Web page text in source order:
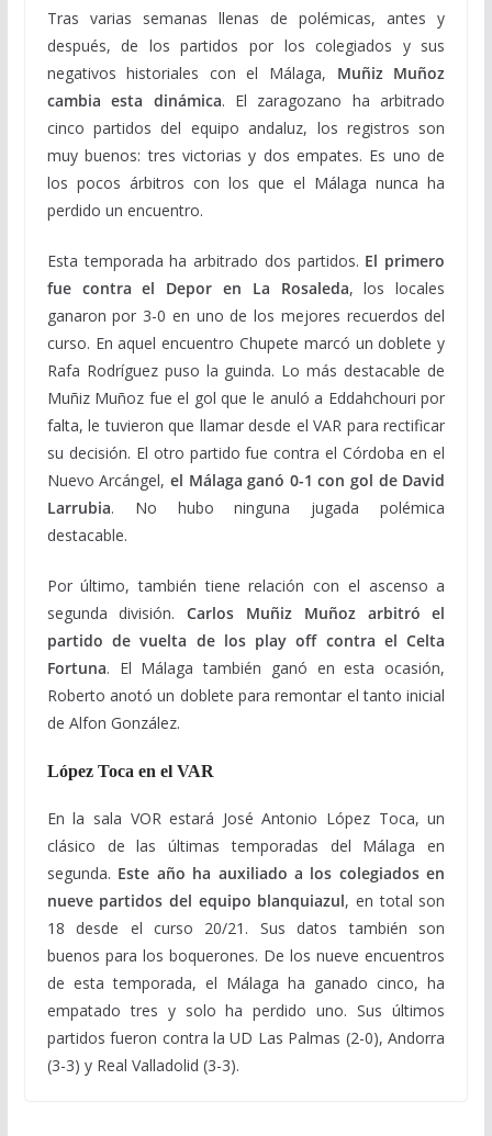
Tras varias semanas llenas de polémicas, antes y
después, de los partidos por los colegiados y sus
negativos historiales con el Málaga, Muñiz Muñoz
cambia esta dinámica. El zaragozano ha arbitrado
cinco partidos del equipo andaluz, los registros son
muy buenos: tres victorias y dos empates. Es uno de
los pocos árbitros con los que el Málaga nunca ha
perdido un encuentro.
Esta temporada ha arbitrado dos partidos. El primero
fue contra el Depor en La Rosaleda, los locales
ganaron por 3-0 en uno de los mejores recuerdos del
curso. En aquel encuentro Chupete marcó un doblete y
Rafa Rodríguez puso la guinda. Lo más destacable de
Muñiz Muñoz fue el gol que le anuló a Eddahchouri por
falta, le tuvieron que llamar desde el VAR para rectificar
su decisión. El otro partido fue contra el Córdoba en el
Nuevo Arcángel, el Málaga ganó 0-1 con gol de David
Larrubia. No hubo ninguna jugada polémica
destacable.
Por último, también tiene relación con el ascenso a
segunda división.Carlos Muñiz Muñoz arbitró el
partido de vuelta de los play off contra el Celta
Fortuna. El Málaga también ganó en esta ocasión,
Roberto anotó un doblete para remontar el tanto inicial
de Alfon González.
López Toca en el VAR
En la sala VOR estará José Antonio López Toca, un
clásico de las últimas temporadas del Málaga en
segunda. Este año ha auxiliado a los colegiados en
nueve partidos del equipo blanquiazul, en total son
18 desde el curso 20/21. Sus datos también son
buenos para los boquerones. De los nueve encuentros
de esta temporada, el Málaga ha ganado cinco, ha
empatado tres y solo ha perdido uno. Sus últimos
partidos fueron contra la UD Las Palmas (2-0), Andorra
(3-3) y Real Valladolid (3-3).